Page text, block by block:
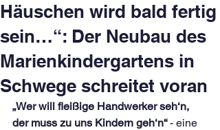
Häuschen wird bald fertig
sein…“: Der Neubau des
Marienkindergartens in
Schwege schreitet voran
„Wer will fleißige Handwerker seh‘n,
der muss zu uns Kindern geh‘n“ - eine